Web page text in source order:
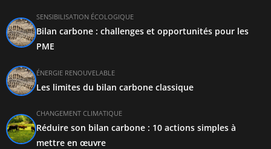
SENSIBILISATION ÉCOLOGIQUE
Bilan carbone : challenges et opportunités pour les
PME
ÉNERGIE RENOUVELABLE
Les limites du bilan carbone classique
CHANGEMENT CLIMATIQUE
Réduire son bilan carbone : 10 actions simples à
mettre en œuvre